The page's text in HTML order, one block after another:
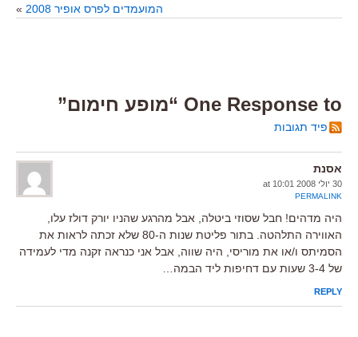
המועמדים לפרס אופיר 2008
»
One Response to “מופע חימום”
פיד תגובות
אסנת
30 יולי 2008 at 10:01
PERMALINK
היה מדהים! חבל שסוזי ביטלה, אבל מהרגע שהניו יורק דולז עלו,
האווירה התלהטה. בתור פליטת שנות ה-80 שלא זכתה לראות את
הסמיתס ו/או את מוריסי, היה שווה, אבל אני כנראה זקנה מדי לעמידה
של 3-4 שעות עם דחיפות ליד הבמה…
REPLY